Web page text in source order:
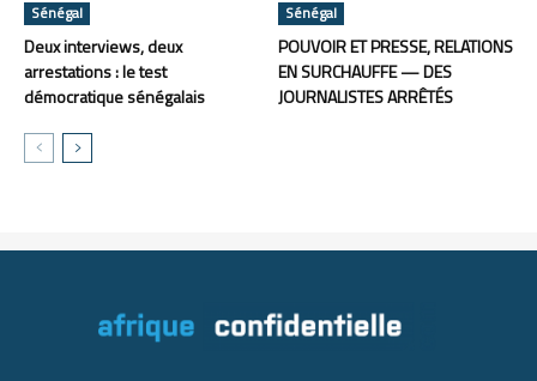
Sénégal
Deux interviews, deux
arrestations : le test
démocratique sénégalais
Sénégal
POUVOIR ET PRESSE, RELATIONS
EN SURCHAUFFE — DES
JOURNALISTES ARRÊTÉS